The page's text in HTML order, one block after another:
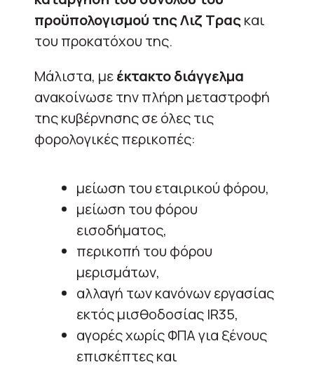
προϋπολογισμού της Λιζ Τραςκαι
του προκατόχου της.
Μάλιστα, μεέκτακτο διάγγελμα
ανακοίνωσε την πλήρη μεταστροφή
της κυβέρνησης σε όλες τις
φορολογικές περικοπές:
μείωση του εταιρικού φόρου,
μείωση του φόρου
εισοδήματος,
περικοπή του φόρου
μερισμάτων,
αλλαγή των κανόνων εργασίας
εκτός μισθοδοσίας IR35,
αγορές χωρίς ΦΠΑ για ξένους
επισκέπτες και